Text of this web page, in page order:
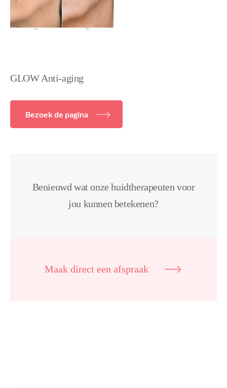
GLOW Anti-aging
Bezoek de pagina
Benieuwd wat onze huidtherapeuten voor
jou kunnen betekenen?
Maak direct een afspraak